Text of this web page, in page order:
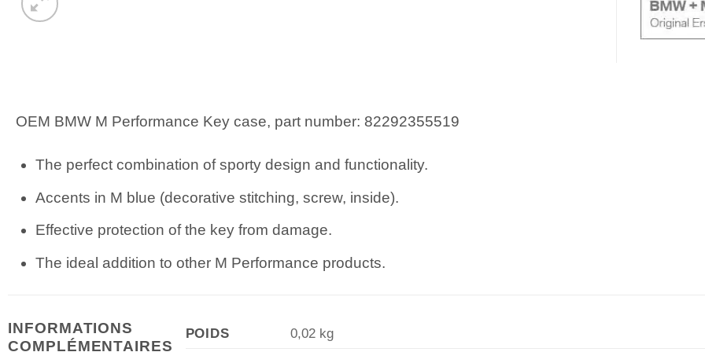
OEM BMW M Performance Key case, part number: 82292355519
The perfect combination of sporty design and functionality.
Accents in M ​​blue (decorative stitching, screw, inside).
Effective protection of the key from damage.
The ideal addition to other M Performance products.
INFORMATIONS
COMPLÉMENTAIRES
POIDS 0,02 kg